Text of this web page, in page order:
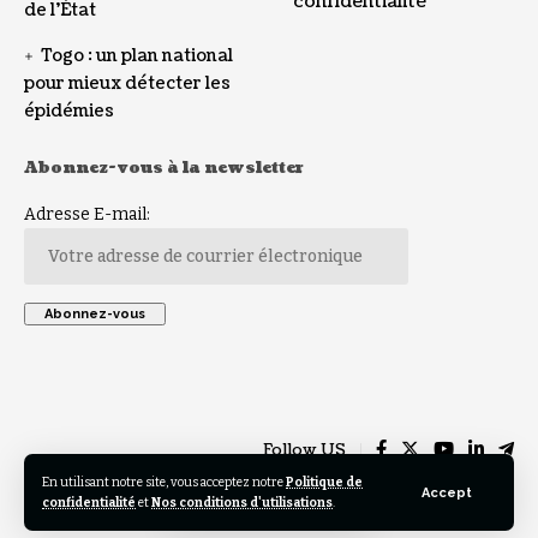
En utilisant notre site, vous acceptez notrePolitique de
confidentialité etNos conditions d'utilisations.
Accept
de l’État
Togo : un plan national
pour mieux détecter les
épidémies
Abonnez-vous à la newsletter
Adresse E-mail:
Follow US
© 2023 TOGO REGARD All Rights Reserved. Design by Helios Creative .